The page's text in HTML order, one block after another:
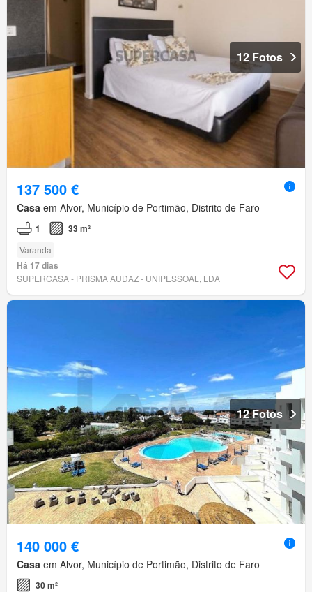
12 Fotos
137 500 €
Casa em Alvor, Município de Portimão, Distrito de Faro
1 33 m²
Varanda
Há 17 dias
SUPERCASA - PRISMA AUDAZ - UNIPESSOAL, LDA
12 Fotos
140 000 €
Casa em Alvor, Município de Portimão, Distrito de Faro
30 m²